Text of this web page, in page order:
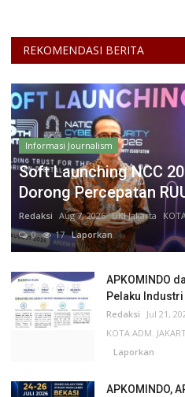
REKOMENDASI BERITA
Informasi Journalism
Soft Launching NCC
Dorong Percepatan
Redaksi Aug 7, 2026 DKI Jakarta
0
17Laporkan
APKOMINDO
Pelaku
Redaksi Jul 21,
KOTA ADM.
Laporkan
APKOMINDO,